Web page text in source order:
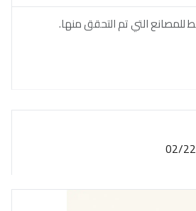
للمصانع التي تم التحقق منها.